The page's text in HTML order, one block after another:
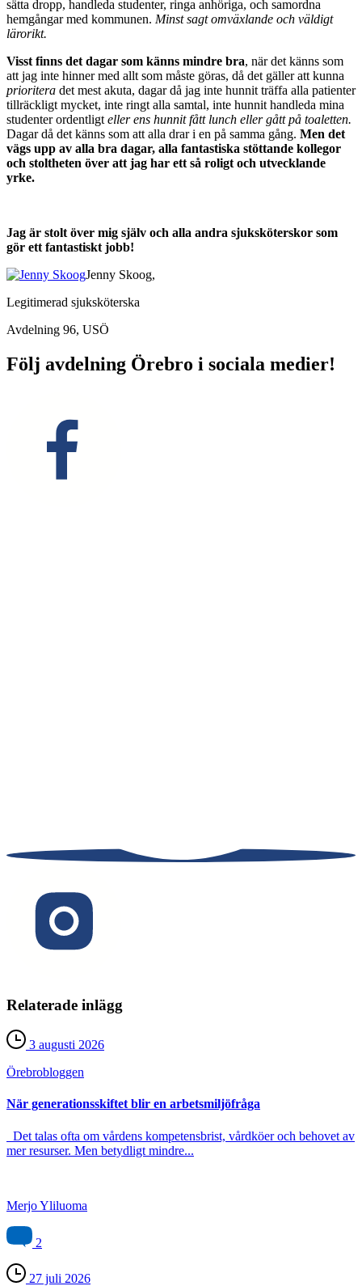
sätta dropp, handleda studenter, ringa anhöriga, och samordna
hemgångar med kommunen. Minst sagt omväxlande och väldigt
lärorikt.
Visst finns det dagar som känns mindre bra, när det känns som
att jag inte hinner med allt som måste göras, då det gäller att kunna
prioritera det mest akuta, dagar då jag inte hunnit träffa alla patienter
tillräckligt mycket, inte ringt alla samtal, inte hunnit handleda mina
studenter ordentligt eller ens hunnit fått lunch eller gått på toaletten.
Dagar då det känns som att alla drar i en på samma gång. Men det
vägs upp av alla bra dagar, alla fantastiska stöttande kollegor
och stoltheten över att jag har ett så roligt och utvecklande
yrke.
Jag är stolt över mig själv och alla andra sjuksköterskor som
gör ett fantastiskt jobb!
Jenny Skoog,
Legitimerad sjuksköterska
Avdelning 96, USÖ
Följ avdelning Örebro i sociala medier!
Relaterade inlägg
3 augusti 2026
Örebro­bloggen
När generationsskiftet blir en arbetsmiljöfråga
Det talas ofta om vårdens kompetensbrist, vårdköer och behovet av
mer resurser. Men betydligt mindre...
Merjo Yliluoma
2
27 juli 2026